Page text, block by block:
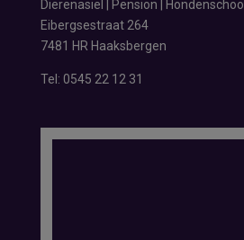
Dierenasiel | Pension | Hondenschool
Eibergsestraat 264
7481 HR Haaksbergen
Tel: 0545 22 12 31